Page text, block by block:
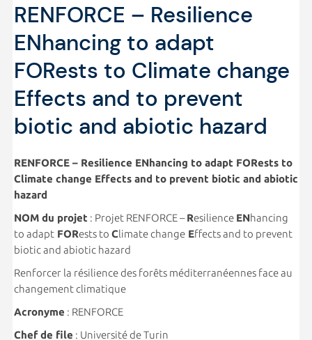
RENFORCE – Resilience
ENhancing to adapt
FORests to Climate change
Effects and to prevent
biotic and abiotic hazard
RENFORCE – Resilience ENhancing to adapt FORests to
Climate change Effects and to prevent biotic and abiotic
hazard
NOM du projet : Projet RENFORCE –Resilience ENhancing
to adaptFORests to Climate changeEffects and to prevent
biotic and abiotic hazard
Renforcer la résilience des forêts méditerranéennes face au
changement climatique
Acronyme : RENFORCE
Chef de file : Université de Turin